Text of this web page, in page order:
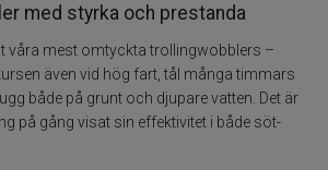
med styrka och prestanda
våra mest omtyckta trollingwobblers –
även vid hög fart, tål många timmars
både på grunt och djupare vatten. Det är
på gång visat sin effektivitet i både söt-